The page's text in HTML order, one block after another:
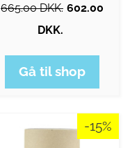
665.00 DKK. 602.00
DKK.
Gå til shop
-15%